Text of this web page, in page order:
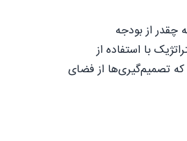
از بودجه
با استفاده از
تصمیم‌گیری‌ها از فضای